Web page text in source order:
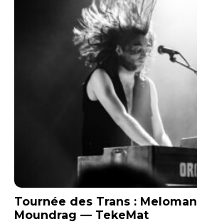
Tournée des Trans : Meloman
Moundrag — TekeMat